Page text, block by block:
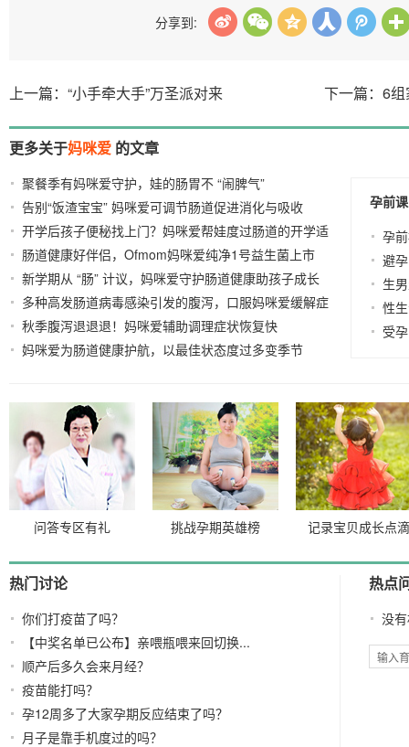
分享到:
上一篇：“小手牵大手”万圣派对来 下一篇：6
更多关于妈咪爱 的文章
聚餐季有妈咪爱守护，娃的肠胃不 “闹脾气”
告别“饭渣宝宝” 妈咪爱可调节肠道促进消化与吸收
2025-12-17
开学后孩子便秘找上门？妈咪爱帮娃度过肠道的开学适
应期
2025-03-10
肠道健康好伴侣，Ofmom妈咪爱纯净1号益生菌上市
2025-03-07
新学期从 “肠” 计议，妈咪爱守护肠道健康助孩子成长
2025-02-14
多种高发肠道病毒感染引发的腹泻，口服妈咪爱缓解症
状
2024-11-25
秋季腹泻退退退！妈咪爱辅助调理症状恢复快
30
妈咪爱为肠道健康护航，以最佳状态度过多变季节
孕前
孕
避孕
生
性
受孕
问答专区有礼 挑战孕期英雄榜 记录宝贝成长点滴
热门讨论
你们打疫苗了吗？
【中奖名单已公布】亲喂瓶喂来回切换...
顺产后多久会来月经？
疫苗能打吗？
孕12周多了大家孕期反应结束了吗？
月子是靠手机度过的吗？
热点
没